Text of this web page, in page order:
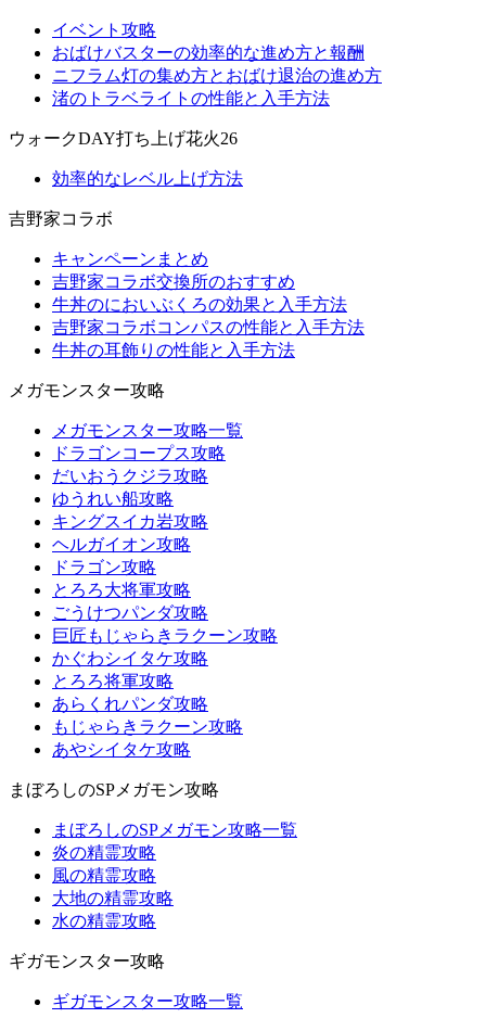
イベント攻略
おばけバスターの効率的な進め方と報酬
ニフラム灯の集め方とおばけ退治の進め方
渚のトラベライトの性能と入手方法
ウォークDAY打ち上げ花火26
効率的なレベル上げ方法
吉野家コラボ
キャンペーンまとめ
吉野家コラボ交換所のおすすめ
牛丼のにおいぶくろの効果と入手方法
吉野家コラボコンパスの性能と入手方法
牛丼の耳飾りの性能と入手方法
メガモンスター攻略
メガモンスター攻略一覧
ドラゴンコープス攻略
だいおうクジラ攻略
ゆうれい船攻略
キングスイカ岩攻略
ヘルガイオン攻略
ドラゴン攻略
とろろ大将軍攻略
ごうけつパンダ攻略
巨匠もじゃらきラクーン攻略
かぐわシイタケ攻略
とろろ将軍攻略
あらくれパンダ攻略
もじゃらきラクーン攻略
あやシイタケ攻略
まぼろしのSPメガモン攻略
まぼろしのSPメガモン攻略一覧
炎の精霊攻略
風の精霊攻略
大地の精霊攻略
水の精霊攻略
ギガモンスター攻略
ギガモンスター攻略一覧